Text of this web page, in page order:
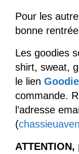
Pour les
bonne
Les goodies
shirt, sweat,
le lien
commande.
l’adresse
(